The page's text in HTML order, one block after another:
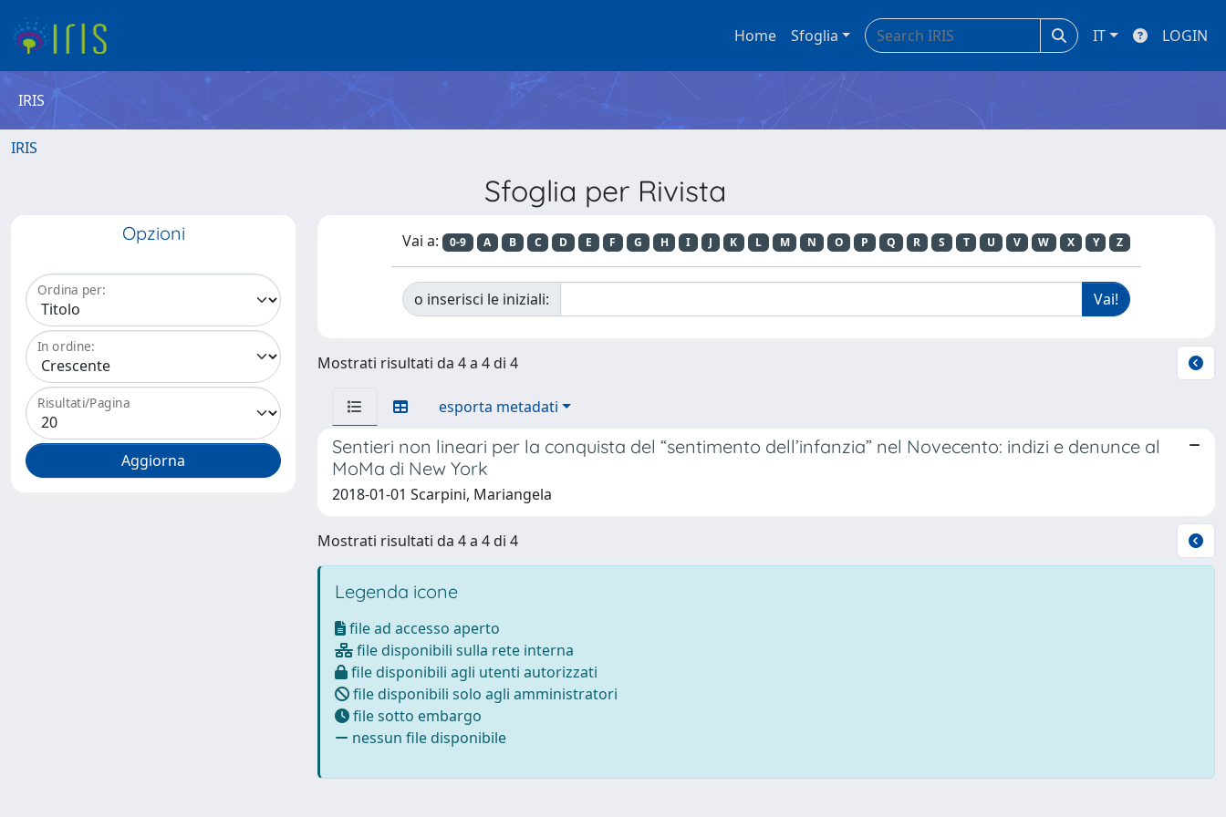
Home Sfoglia IT LOGIN
IRIS
IRIS
Sfoglia per Rivista
Opzioni
Ordina per:
In ordine:
Risultati/Pagina
Vai a: 0-9 A B C D E F G H I J K L M N O P Q R S T U V W X Y Z
o inserisci le iniziali:
Mostrati risultati da 4 a 4 di 4
esporta metadati
Sentieri non lineari per la conquista del “sentimento dell’infanzia” nel Novecento: indizi e denunce al
MoMa di New York
2018-01-01 Scarpini, Mariangela
Mostrati risultati da 4 a 4 di 4
Legenda icone
file ad accesso aperto
file disponibili sulla rete interna
file disponibili agli utenti autorizzati
file disponibili solo agli amministratori
file sotto embargo
nessun file disponibile